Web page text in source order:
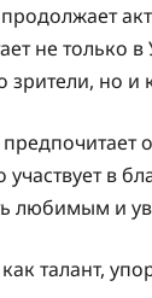
не только в
но и
в
любимым и
талант,